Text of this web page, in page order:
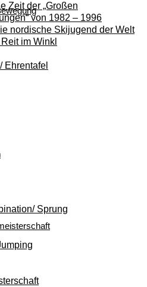
Zeit der „Großen
von 1982 – 1996
nordische Skijugend der Welt
im Winkl
Ehrentafel
Sprung